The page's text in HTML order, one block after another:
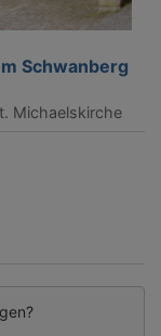
Schwanberg
Michaelskirche